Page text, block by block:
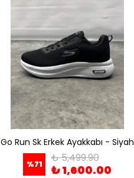
Go Run Sk Erkek Ayakkabı - Siyah
%71 ₺ 5,499.90
₺ 1,600.00